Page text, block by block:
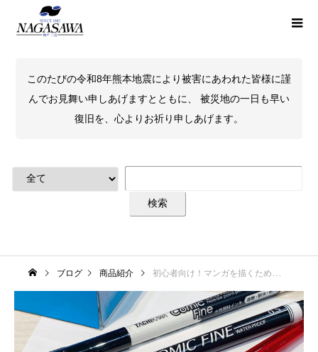
このたびの令和8年熊本地震により被害にあわれた皆様に謹
んでお見舞い申しあげますとともに、 被災地の一日も早い
復旧を、心よりお祈り申しあげます。
ブログ 商品紹介 初心者向け！マンガを描くためのお手頃セット「ナガサワ限定コミックビギナーセット」